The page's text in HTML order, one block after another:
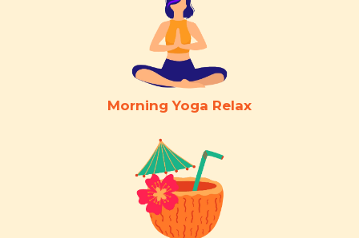
Morning Yoga Relax